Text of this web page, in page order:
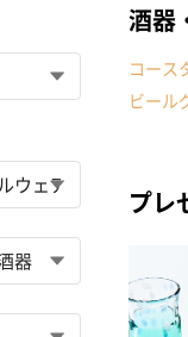
酒器
コース
ビール
プレ